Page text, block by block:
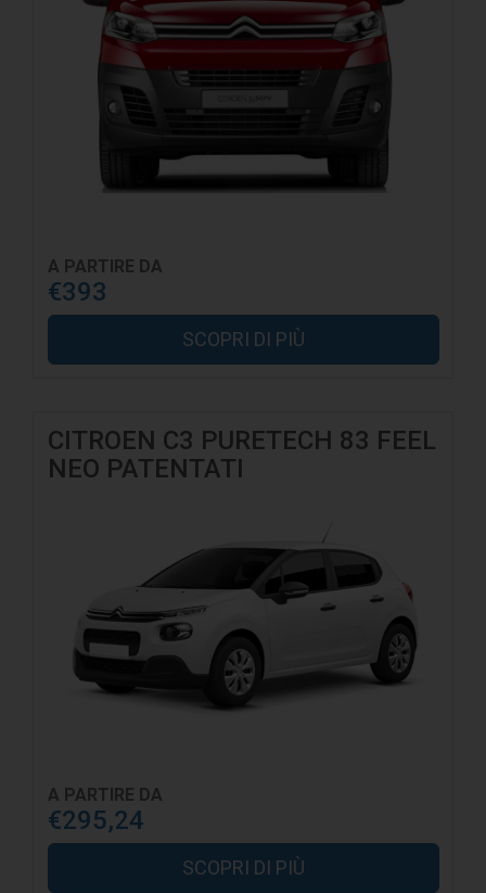
A PARTIRE DA
€393
SCOPRI DI PIÙ
CITROEN C3 PURETECH 83 FEEL
NEO PATENTATI
A PARTIRE DA
€295,24
SCOPRI DI PIÙ